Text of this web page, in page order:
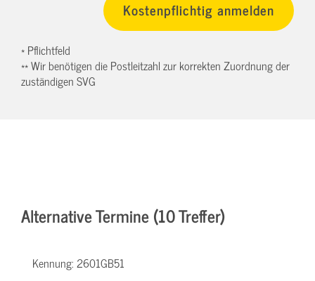
* Pflichtfeld
** Wir benötigen die Postleitzahl zur korrekten Zuordnung der
zuständigen SVG
Alternative Termine (10 Treffer)
Kennung:2601GB51